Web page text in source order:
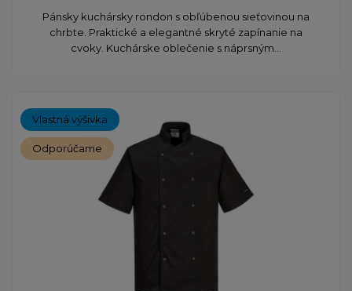
Pánsky kuchársky rondon s obľúbenou sieťovinou na
chrbte. Praktické a elegantné skryté zapínanie na
cvoky. Kuchárske oblečenie s náprsným...
Vlastná výšivka
Odporúčame